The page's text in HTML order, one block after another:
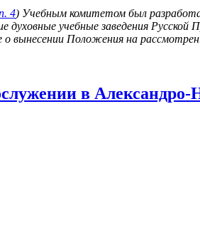
4) Учебным комитетом был
учебные заведения Русской
вынесении Положения на
в Александро-